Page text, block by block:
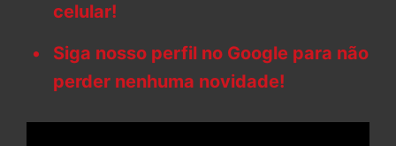
celular!
Siga nosso perfil no Google para não
perder nenhuma novidade!